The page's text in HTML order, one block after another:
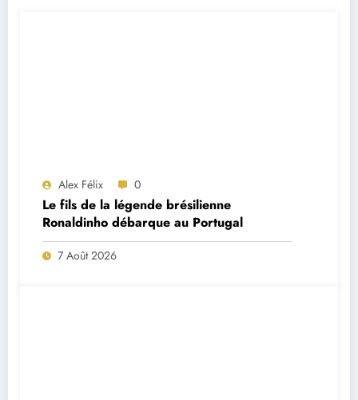
Alex Félix 0
Le fils de la légende brésilienne
Ronaldinho débarque au Portugal
7 Août 2026